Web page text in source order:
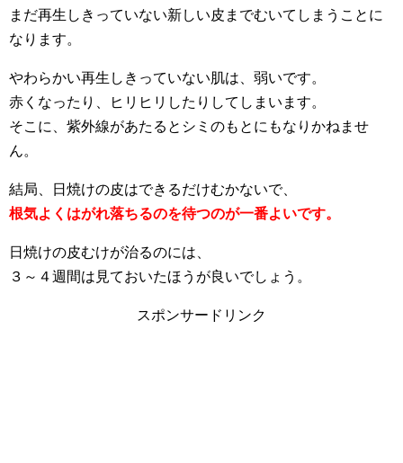
まだ再生しきっていない新しい皮までむいてしまうことに
なります。
やわらかい再生しきっていない肌は、弱いです。
赤くなったり、ヒリヒリしたりしてしまいます。
そこに、紫外線があたるとシミのもとにもなりかねませ
ん。
結局、日焼けの皮はできるだけむかないで、
根気よくはがれ落ちるのを待つのが一番よいです。
日焼けの皮むけが治るのには、
３～４週間は見ておいたほうが良いでしょう。
スポンサードリンク